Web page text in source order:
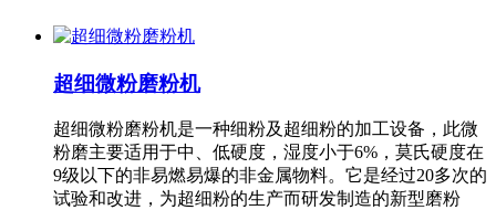
超细微粉磨粉机
超细微粉磨粉机是一种细粉及超细粉的加工设备，此微
粉磨主要适用于中、低硬度，湿度小于6%，莫氏硬度在
9级以下的非易燃易爆的非金属物料。它是经过20多次的
试验和改进，为超细粉的生产而研发制造的新型磨粉